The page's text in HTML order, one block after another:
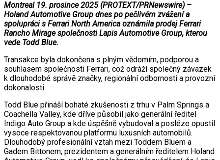
Montreal 19. prosince 2025 (PROTEXT/PRNewswire) –
Holand Automotive Group dnes po pečlivém zvážení a
spolupráci s Ferrari North America oznámila prodej Ferrari
Rancho Mirage společnosti Lapis Automotive Group, kterou
vede Todd Blue.
Transakce byla dokončena s plným vědomím, podporou a
souhlasem společnosti Ferrari, což odráží společný závazek
k dlouhodobé správě značky, regionální odbornosti a provozní
dokonalosti.
Todd Blue přináší bohaté zkušenosti z trhu v Palm Springs a
Coachella Valley, kde dříve působil jako generální ředitel
Indigo Auto Group a kde úspěšně vybudoval a posléze opustil
vysoce respektovanou platformu luxusních automobilů.
Dlouhodobý profesionální vztah mezi Toddem Bluem a
Gadem Bittonem, prezidentem a generálním ředitelem Holand